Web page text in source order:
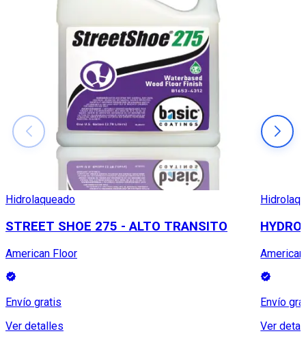
Hidrolaqueado
STREET SHOE 275 - ALTO TRANSITO
American Floor
Envío gratis
Ver detalles
Envío
Ver